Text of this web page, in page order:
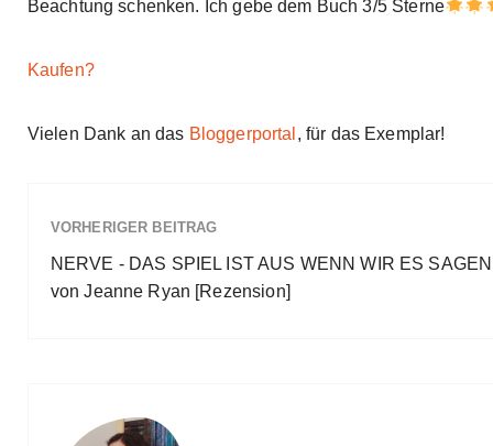
Beachtung schenken. Ich gebe dem Buch 3/5 Sterne
Kaufen?
Vielen Dank an das Bloggerportal , für das Exemplar!
VORHERIGER BEITRAG
NERVE - DAS SPIEL IST AUS WENN WIR ES SAGEN
von Jeanne Ryan [Rezension]